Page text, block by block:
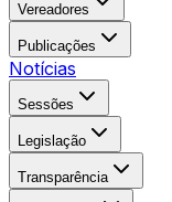
Vereadores
Publicações
Notícias
Sessões
Legislação
Transparência